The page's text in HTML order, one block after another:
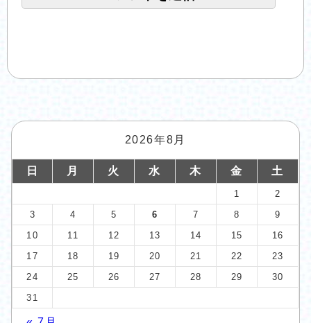
2026年8月
日 月 火 水 木 金 土
1
2
3
4 5 6 7 8
9
10
11 12 13 14 15
16
17
18 19 20 21 22
23
24
25 26 27 28 29
30
31